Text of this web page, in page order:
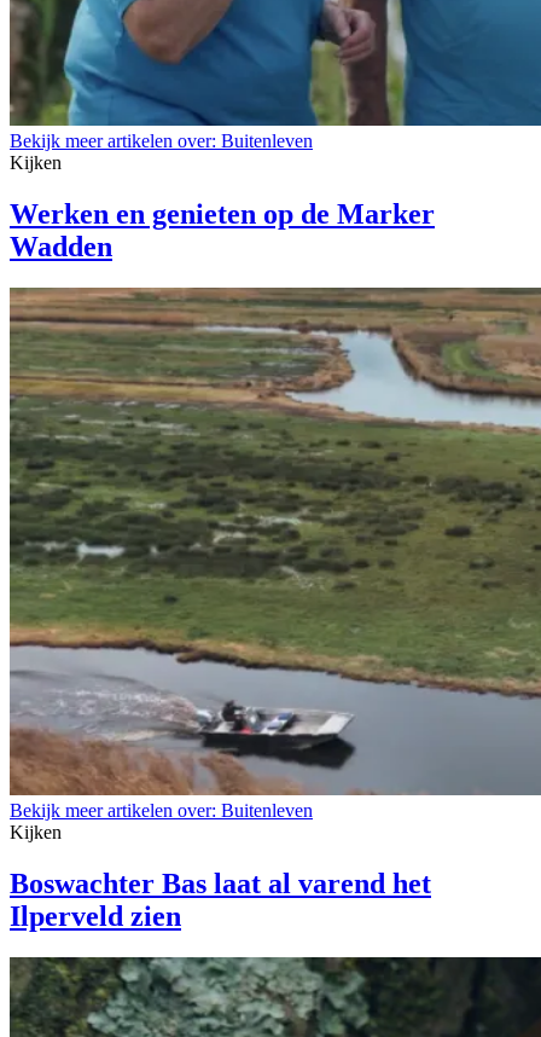
Bekijk meer artikelen over: Buitenleven
Kijken
Werken en genieten op de Marker
Wadden
Bekijk meer artikelen over: Buitenleven
Kijken
Boswachter Bas laat al varend het
Ilperveld zien